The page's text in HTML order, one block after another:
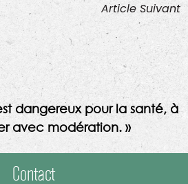
Article Suivant
dangereux pour la santé, à
avec modération. »
Contact